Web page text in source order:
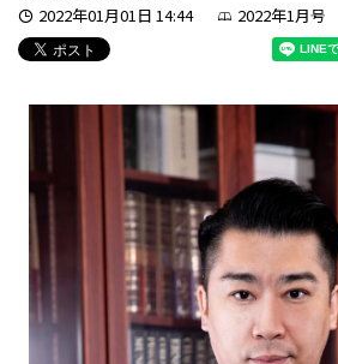
2022年01月01日 14:44
2022年1月号